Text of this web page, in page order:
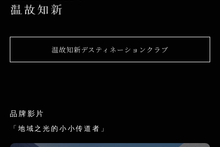
温故知新デスティネーションクラブ
品牌影片
「地域之光的小小传道者」